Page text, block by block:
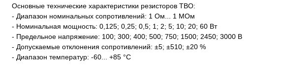
Основные технические характеристики резисторов ТВО:
- Диапазон номинальных сопротивлений: 1 Ом... 1 МОм
- Номинальная мощность: 0,125; 0,25; 0,5; 1; 2; 5; 10; 20; 60 Вт
- Предельное напряжение: 100; 300; 400; 500; 750; 1500; 2450; 3000 В
- Допускаемые отклонения сопротивлений: ±5; ±510; ±20 %
- Диапазон температур: -60... +85 °С